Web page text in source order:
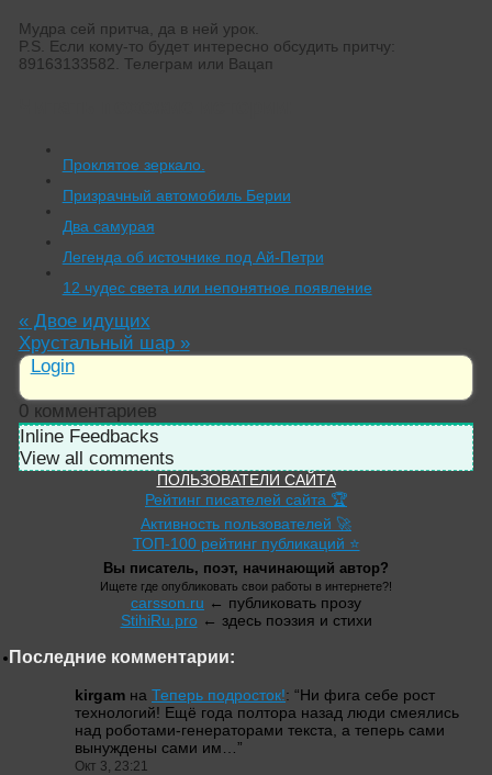
Мудра сей притча, да в ней урок.
P.S. Если кому-то будет интересно обсудить притчу:
89163133582. Телеграм или Вацап
Проклятое зеркало.
Призрачный автомобиль Берии
Два самурая
Легенда об источнике под Ай-Петри
12 чудес света или непонятное появление
«Двое идущих
Хрустальный шар »
Login
0комментариев
Inline Feedbacks
View all comments
ПОЛЬЗОВАТЕЛИ САЙТА
Рейтинг писателей сайта 🏆
Активность пользователей 🚀
ТОП-100 рейтинг публикаций ⭐
Вы писатель, поэт, начинающий автор?
Ищете где опубликовать свои работы в интернете?!
carsson.ru ← публиковать прозу
StihiRu.pro ← здесь поэзия и стихи
Последние комментарии:
kirgam на Теперь подросток!: “Ни фига себе рост
технологий! Ещё года полтора назад люди смеялись
над роботами-генераторами текста, а теперь сами
вынуждены сами им… ”
Окт 3, 23:21